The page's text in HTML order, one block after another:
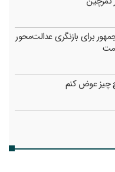
برای بازنگری عدالت‌محور
چیز عوض کنم